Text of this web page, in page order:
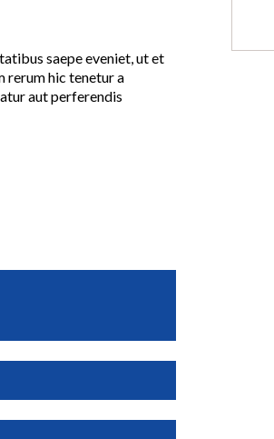
saepe eveniet, ut et
rerum hic tenetur a
aut perferendis